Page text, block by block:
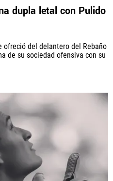
dupla letal con Pulido
ofreció del delantero del Rebaño
de su sociedad ofensiva con su